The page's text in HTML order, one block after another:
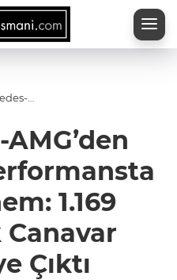
1.169
Çıktı